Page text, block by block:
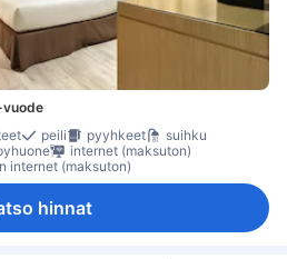
vuode
peili pyyhkeet
suihku
internet (maksuton)
internet (maksuton)
hinnat